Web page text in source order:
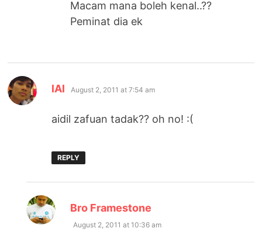
Macam mana boleh kenal..??
Peminat dia ek
lAl says:
August 2, 2011 at 7:54 am
aidil zafuan tadak?? oh no! :(
REPLY
Bro Framestone
August 2, 2011 at 10:36 am